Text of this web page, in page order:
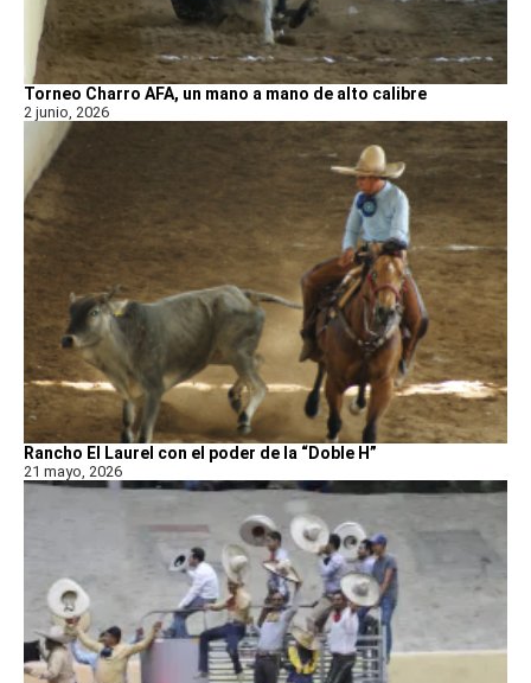
Torneo Charro AFA, un mano a mano de alto calibre
2 junio, 2026
Rancho El Laurel con el poder de la “Doble H”
21 mayo, 2026